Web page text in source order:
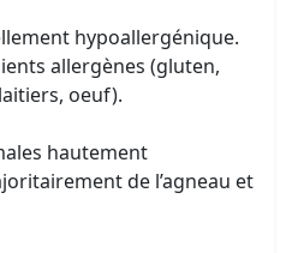
hypoallergénique.
allergènes (gluten,
oeuf).
hautement
de l’agneau et